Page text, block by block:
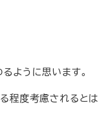
ように思います。
程度考慮されると